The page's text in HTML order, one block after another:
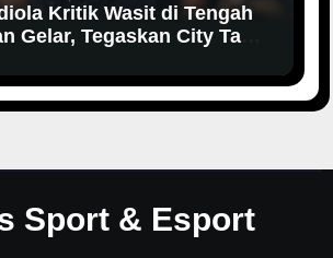
Kritik Wasit di Tengah
Gelar, Tegaskan City Tak
Sport & Esport